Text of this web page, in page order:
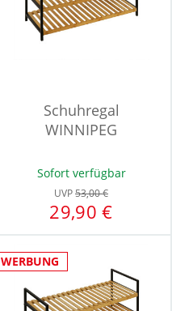
Schuhregal
WINNIPEG
Sofort verfügbar
UVP53,00 €
29,90 €
WERBUNG